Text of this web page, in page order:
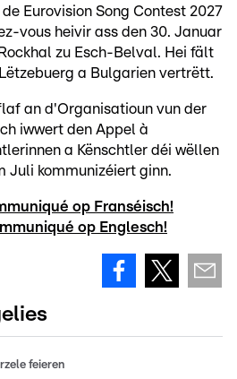
Eurovision Song Contest 2027
vous heivir ass den 30. Januar
zu Esch-Belval. Hei fält
a Bulgarien vertrëtt.
an d'Organisatioun vun der
iwwert den Appel à
a Kënschtler déi wëllen
Juli kommunizéiert ginn.
op Franséisch!
op Englesch!
feieren